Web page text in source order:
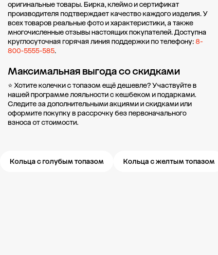
оригинальные товары. Бирка, клеймо и сертификат
производителя подтверждает качество каждого изделия. У
всех товаров реальные фото и характеристики, а также
многочисленные отзывы настоящих покупателей. Доступна
круглосуточная горячая линия поддержки по телефону: 8-
800-5555-585.
Максимальная выгода со скидками
⭐ Хотите колечки с топазом ещё дешевле? Участвуйте в
нашейпрограмме лояльностис кешбеком и подарками.
Следите за дополнительнымиакциями и скидкамиили
оформитепокупку в рассрочкубез первоначального
взноса от стоимости.
Кольца с голубым топазом Кольца с желтым топазом